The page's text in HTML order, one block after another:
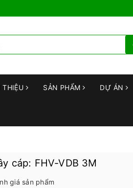
THIỆU SẢN PHẨM DỰ ÁN
cáp: FHV-VDB 3M
giá sản phẩm